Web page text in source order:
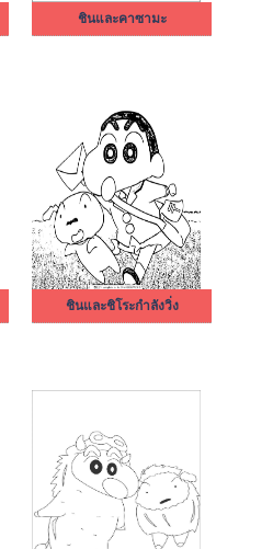
ชินและคาซามะ
ชินและชิโระกำลังวิ่ง